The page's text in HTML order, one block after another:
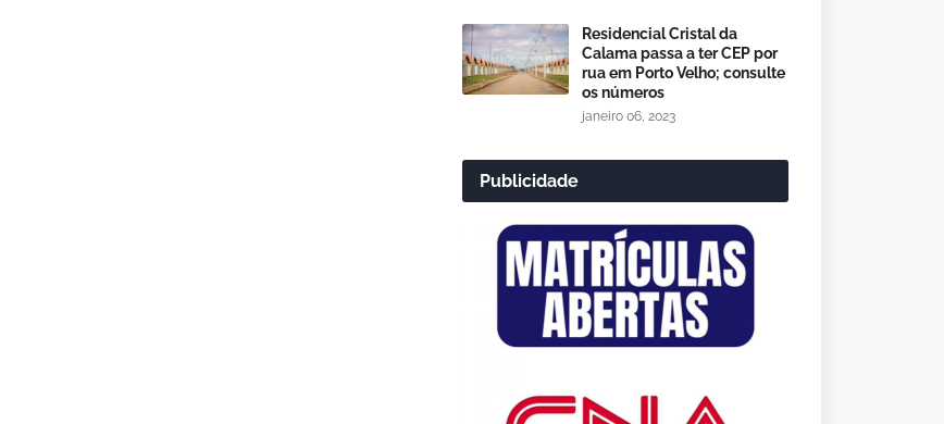
Residencial Cristal da
Calama passa a ter CEP por
rua em Porto Velho; consulte
os números
janeiro 06, 2023
Publicidade